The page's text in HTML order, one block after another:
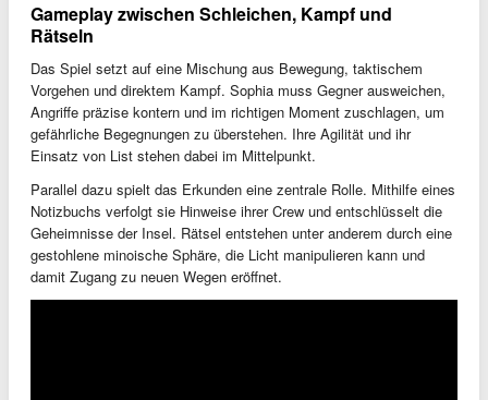
Gameplay zwischen Schleichen, Kampf und
Rätseln
Das Spiel setzt auf eine Mischung aus Bewegung, taktischem
Vorgehen und direktem Kampf. Sophia muss Gegner ausweichen,
Angriffe präzise kontern und im richtigen Moment zuschlagen, um
gefährliche Begegnungen zu überstehen. Ihre Agilität und ihr
Einsatz von List stehen dabei im Mittelpunkt.
Parallel dazu spielt das Erkunden eine zentrale Rolle. Mithilfe eines
Notizbuchs verfolgt sie Hinweise ihrer Crew und entschlüsselt die
Geheimnisse der Insel. Rätsel entstehen unter anderem durch eine
gestohlene minoische Sphäre, die Licht manipulieren kann und
damit Zugang zu neuen Wegen eröffnet.